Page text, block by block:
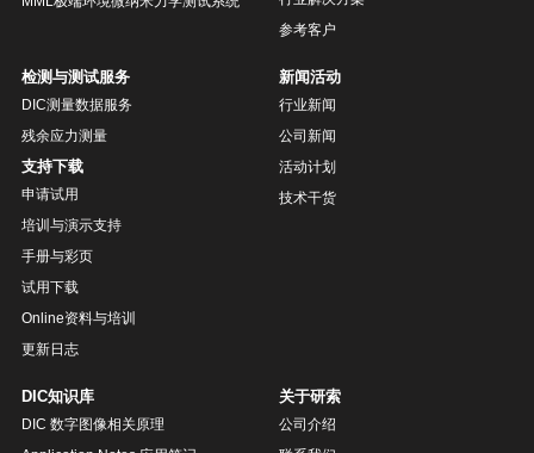
参考客户
检测与测试服务
DIC测量数据服务
残余应力测量
支持下载
申请试用
培训与演示支持
手册与彩页
试用下载
Online资料与培训
更新日志
新闻活动
行业新闻
公司新闻
活动计划
技术干货
DIC知识库
DIC 数字图像相关原理
关于研索
公司介绍